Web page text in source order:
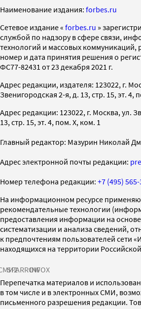
Наименование издания: forbes.ru
Cетевое издание « forbes.ru »
службой по надзору в сфере связи,
технологий и массовых коммуникаций,
номер и дата принятия решения о
ФС77-82431 от 23 декабря 2021 г.
Адрес редакции, издателя: 123022, г.
Звенигородская 2-я, д. 13, стр. 15, эт. 4,
Адрес редакции: 123022, г. Москва, ул.
13, стр. 15, эт. 4, пом. X, ком. 1
Главный редактор: Мазурин Николай
Адрес электронной почты редакции:
Номер телефона редакции: +7 (495)
На информационном ресурсе
рекомендательные технологии
предоставления информации на
систематизации и анализа сведений,
к предпочтениям пользователей сети
находящихся на территории
SPARROWINFOX
Перепечатка материалов и
в том числе и в электронных СМИ,
письменного разрешения редакции.